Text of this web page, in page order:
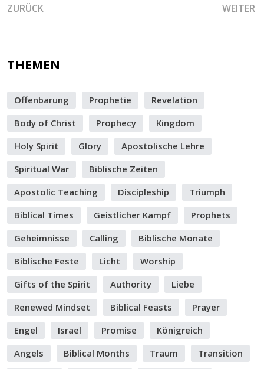
VORHERIGER BEITRAG: DER SIEDENDE KESSEL UND DIE
ZURÜCK WEITER
THEMEN
Offenbarung Prophetie
Revelation
Body of Christ
Prophecy
Kingdom
Holy Spirit
Glory
Apostolische Lehre
Spiritual War
Biblische Zeiten
Apostolic Teaching
Discipleship
Triumph
Biblical Times
Geistlicher Kampf
Prophets
Geheimnisse
Calling
Biblische Monate
Biblische Feste
Licht
Worship
Gifts of the Spirit
Authority
Liebe
Renewed Mindset
Biblical Feasts
Prayer
Engel
Israel Promise
Königreich
Angels
Biblical Months Traum
Transition